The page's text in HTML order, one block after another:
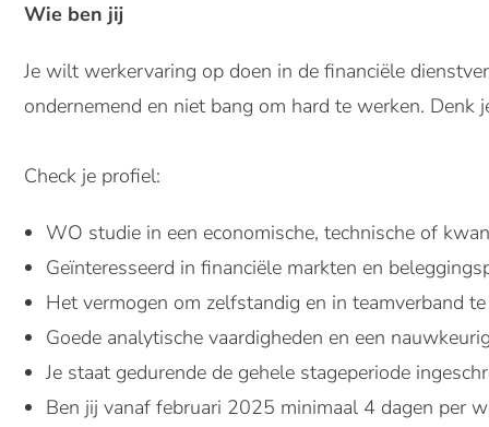
Wie ben jij
Je wilt werkervaring op doen in de financiële
ondernemend en niet bang om hard te werken.
Check je profiel:
WO studie in een economische, technische of
Geïnteresseerd in financiële markten en
Het vermogen om zelfstandig en in teamverband
Goede analytische vaardigheden en een
Je staat gedurende de gehele stageperiode
Ben jij vanaf februari 2025 minimaal 4 dagen per